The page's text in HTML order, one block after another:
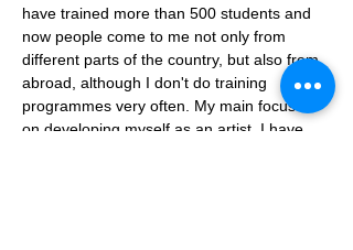
have trained more than 500 students and
now people come to me not only from
different parts of the country, but also from
abroad, although I don't do training
programmes very often. My main focus is
on developing myself as an artist, I have